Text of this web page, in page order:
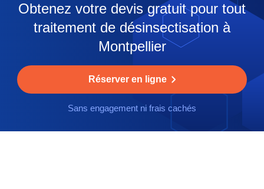
Obtenez votre devis gratuit pour tout
traitement de désinsectisation à
Montpellier
Réserver en ligne
Sans engagement ni frais cachés